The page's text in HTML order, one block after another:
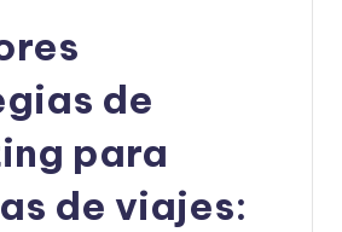
de
para
de viajes: